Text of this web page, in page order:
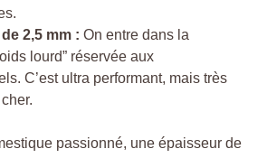
2,5 mm : On entre dans la
lourd” réservée aux
C’est ultra performant, mais très
passionné, une épaisseur de